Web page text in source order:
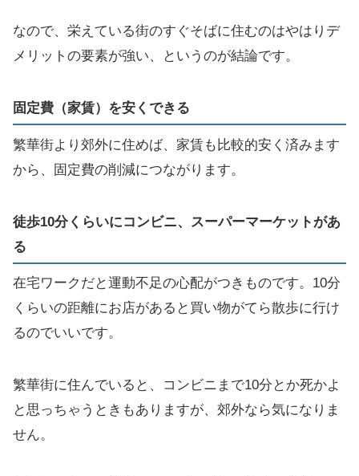
なので、栄えている街のすぐそばに住むのはやはりデ
メリットの要素が強い、というのが結論です。
固定費（家賃）を安くできる
繁華街より郊外に住めば、家賃も比較的安く済みます
から、固定費の削減につながります。
徒歩10分くらいにコンビニ、スーパーマーケットがあ
る
在宅ワークだと運動不足の心配がつきものです。10分
くらいの距離にお店があると買い物がてら散歩に行け
るのでいいです。
繁華街に住んでいると、コンビニまで10分とか死かよ
と思っちゃうときもありますが、郊外なら気になりま
せん。